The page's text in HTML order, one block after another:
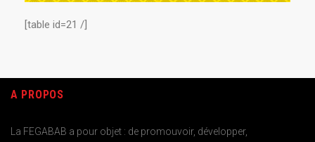
[table id=21 /]
A PROPOS
La FEGABAB a pour objet : de promouvoir, développer,